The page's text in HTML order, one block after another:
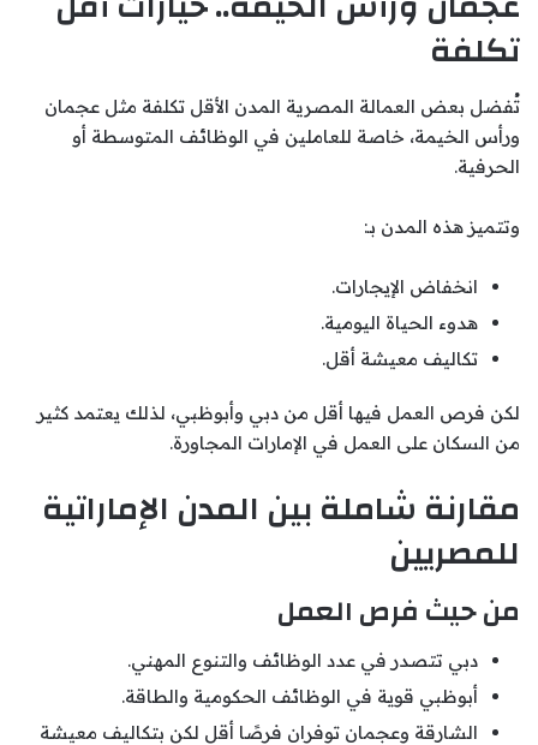
تكلفة
تُفضل بعض العمالة المصرية المدن الأقل تكلفة مثل عجمان
ورأس الخيمة، خاصة للعاملين في الوظائف المتوسطة أو
الحرفية.
وتتميز هذه المدن بـ:
انخفاض الإيجارات.
هدوء الحياة اليومية.
تكاليف معيشة أقل.
لكن فرص العمل فيها أقل من دبي وأبوظبي، لذلك يعتمد كثير
من السكان على العمل في الإمارات المجاورة.
مقارنة شاملة بين المدن الإماراتية
للمصريين
من حيث فرص العمل
دبي تتصدر في عدد الوظائف والتنوع المهني.
أبوظبي قوية في الوظائف الحكومية والطاقة.
الشارقة وعجمان توفران فرصًا أقل لكن بتكاليف معيشة